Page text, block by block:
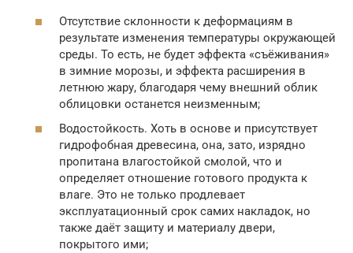
Отсутствие склонности к деформациям в
результате изменения температуры окружающей
среды. То есть, не будет эффекта «съёживания»
в зимние морозы, и эффекта расширения в
летнюю жару, благодаря чему внешний облик
облицовки останется неизменным;
Водостойкость. Хоть в основе и присутствует
гидрофобная древесина, она, зато, изрядно
пропитана влагостойкой смолой, что и
определяет отношение готового продукта к
влаге. Это не только продлевает
эксплуатационный срок самих накладок, но
также даёт защиту и материалу двери,
покрытого ими;